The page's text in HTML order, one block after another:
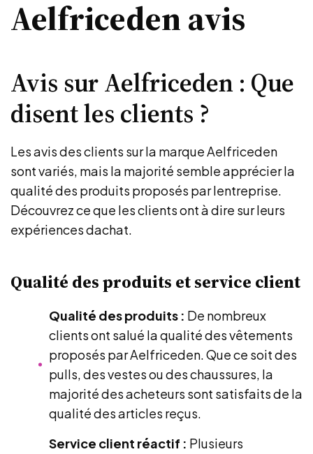
Aelfriceden avis
Avis sur Aelfriceden : Que
disent les clients ?
Les avis des clients sur la marque Aelfriceden
sont variés, mais la majorité semble apprécier la
qualité des produits proposés par lentreprise.
Découvrez ce que les clients ont à dire sur leurs
expériences dachat.
Qualité des produits et service client
Qualité des produits : De nombreux
clients ont salué la qualité des vêtements
proposés par Aelfriceden. Que ce soit des
pulls, des vestes ou des chaussures, la
majorité des acheteurs sont satisfaits de la
qualité des articles reçus.
Service client réactif : Plusieurs